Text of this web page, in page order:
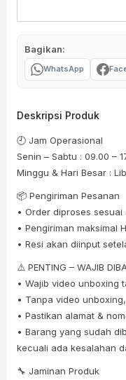
Bagikan:
WhatsApp
Deskripsi Produk
🕘 Jam Operasional
Senin – Sabtu : 09.00 –
Minggu & Hari Besar :
📦 Pengiriman Pesanan
• Order diproses sesuai
• Pengiriman maksimal
• Resi akan diinput
⚠️ PENTING – WAJIB
• Wajib video unboxing
• Tanpa video
• Pastikan alamat &
• Barang yang sudah
kecuali ada kesalahan
🔧 Jaminan Produk